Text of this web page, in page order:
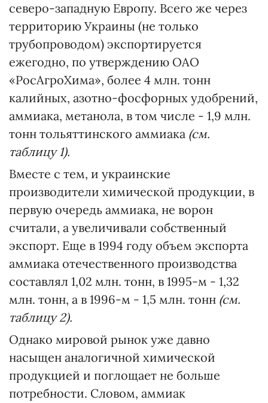
северо-западную Европу. Всего же через
территорию Украины (не только
трубопроводом) экспортируется
ежегодно, по утверждению ОАО
«РосАгроХима», более 4 млн. тонн
калийных, азотно-фосфорных удобрений,
аммиака, метанола, в том числе - 1,9 млн.
тонн тольяттинского аммиака (см.
таблицу 1).
Вместе с тем, и украинские
производители химической продукции, в
первую очередь аммиака, не ворон
считали, а увеличивали собственный
экспорт. Еще в 1994 году объем экспорта
аммиака отечественного производства
составлял 1,02 млн. тонн, в 1995-м - 1,32
млн. тонн, а в 1996-м - 1,5 млн. тонн (см.
таблицу 2).
Однако мировой рынок уже давно
насыщен аналогичной химической
продукцией и поглощает не больше
потребности. Словом, аммиак